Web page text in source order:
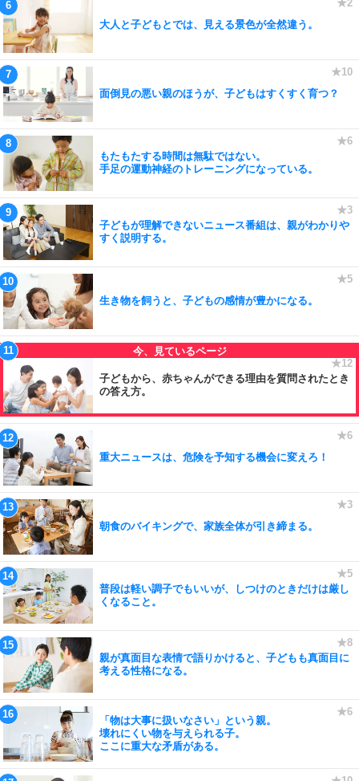
大人と子どもとでは、見える景色が全然違う。
面倒見の悪い親のほうが、子どもはすくすく育つ？
もたもたする時間は無駄ではない。
手足の運動神経のトレーニングになっている。
子どもが理解できないニュース番組は、親がわかりや
すく説明する。
生き物を飼うと、子どもの感情が豊かになる。
子どもから、赤ちゃんができる理由を質問されたとき
の答え方。
重大ニュースは、危険を予知する機会に変えろ！
朝食のバイキングで、家族全体が引き締まる。
普段は軽い調子でもいいが、しつけのときだけは厳し
くなること。
親が真面目な表情で語りかけると、子どもも真面目に
考える性格になる。
「物は大事に扱いなさい」という親。
壊れにくい物を与えられる子。
ここに重大な矛盾がある。